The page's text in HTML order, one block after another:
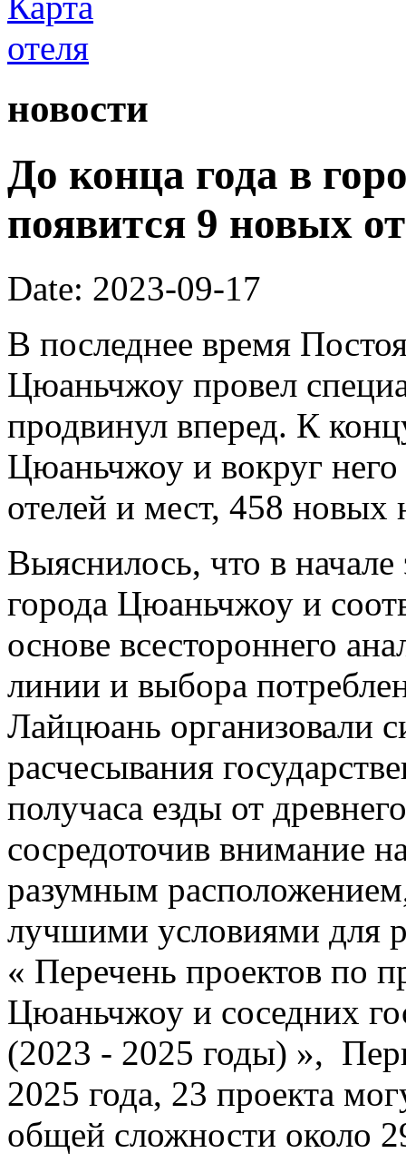
новости
До конца года в
появится 9 новых
Date: 2023-09-17
В последнее время
Цюаньчжоу провел
продвинул вперед. К
Цюаньчжоу и вокруг
отелей и мест, 458 новых
Выяснилось, что в начале
города Цюаньчжоу и
основе всестороннего
линии и выбора
Лайцюань организовали
расчесывания
получаса езды от
сосредоточив внимание
разумным
лучшими условиями для
« Перечень проектов по
Цюаньчжоу и соседних
(2023 - 2025 годы) »,
2025 года, 23 проекта
общей сложности около